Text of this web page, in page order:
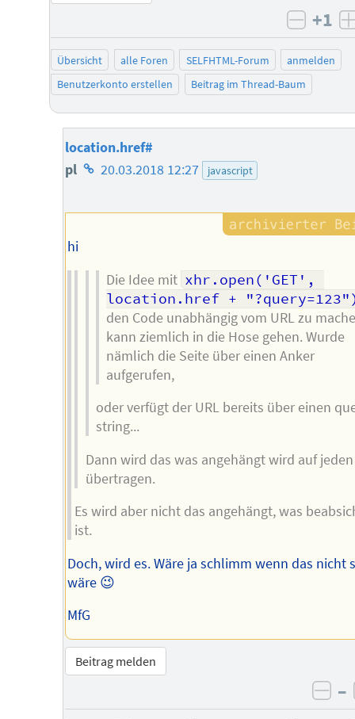
+1
Übersicht alle Foren SELFHTML-Forum
anmelden
Benutzerkonto erstellen
Beitrag im Thread-Baum
location.href#
pl Homepage
Autors
20.03.2018 12:27 javascript
hi
Die Idee mit xhr.open('GET',
location.href +
den Code unabhängig vom URL zu
kann ziemlich in die Hose gehen. Wurde
nämlich die Seite über einen Anker
aufgerufen,
oder verfügt der URL bereits über einen
string...
Dann wird das was angehängt wird auf
übertragen.
Es wird aber nicht das angehängt, was
ist.
Doch, wird es. Wäre ja schlimm wenn das nicht
wäre 😉
MfG
Beitrag melden
–